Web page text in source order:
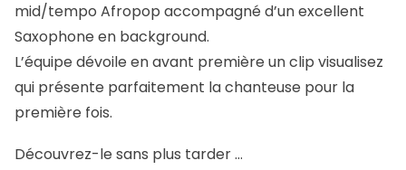
mid/tempo Afropop accompagné d’un excellent
Saxophone en background.
L’équipe dévoile en avant première un clip visualisez
qui présente parfaitement la chanteuse pour la
première fois.
Découvrez-le sans plus tarder …